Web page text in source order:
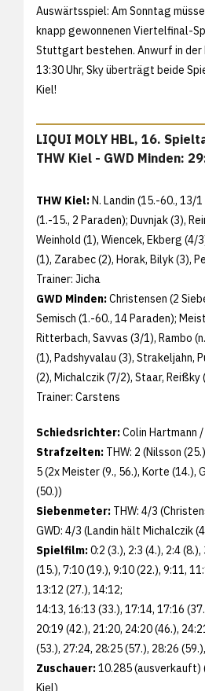
Auswärtsspiel: Am Sonntag
knapp gewonnenen Viertelfinal-
Stuttgart bestehen. Anwurf in der
13:30 Uhr, Sky überträgt beide
Kiel!
LIQUI MOLY HBL, 16.
THW Kiel - GWD Minden:
THW Kiel:N. Landin (15.-60., 13/
(1.-15., 2 Paraden); Duvnjak (3),
Weinhold (1), Wiencek, Ekberg (4/
(1), Zarabec (2), Horak, Bilyk (3),
Trainer: Jicha
GWD Minden:Christensen (2
Semisch (1.-60., 14 Paraden);
Ritterbach, Savvas (3/1), Rambo
(1), Padshyvalau (3), Strakeljahn,
(2), Michalczik (7/2), Staar, Reißky
Trainer: Carstens
Schiedsrichter:Colin Hartmann
Strafzeiten: THW: 2 (Nilsson
5 (2x Meister (9., 56.), Korte (14.),
(50.))
Siebenmeter: THW: 4/3
GWD: 4/3 (Landin hält Michalczik
Spielfilm:0:2 (3.), 2:3 (4.), 2:4
(15.), 7:10 (19.), 9:10 (22.), 9:11,
13:12 (27.), 14:12;
14:13, 16:13 (33.), 17:14, 17:16
20:19 (42.), 21:20, 24:20 (46.),
(53.), 27:24, 28:25 (57.), 28:26
Zuschauer:10.285 (ausverkauft)
Kiel)